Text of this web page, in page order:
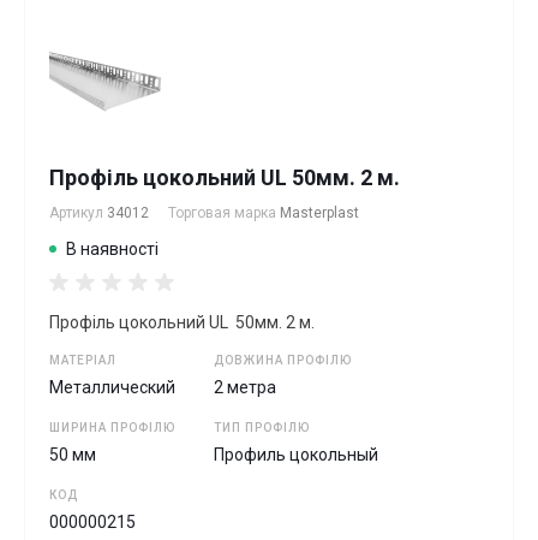
Профіль цокольний UL 50мм. 2 м.
Артикул 34012 Торговая марка Masterplast
В наявності
Профіль цокольний UL 50мм. 2 м.
МАТЕРІАЛ
Металлический
ДОВЖИНА ПРОФІЛЮ
2 метра
ШИРИНА ПРОФІЛЮ
50 мм
ТИП ПРОФІЛЮ
Профиль цокольный
КОД
000000215